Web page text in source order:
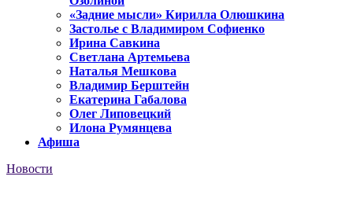
«Задние мысли» Кирилла Олюшкина
Застолье с Владимиром Софиенко
Ирина Савкина
Светлана Артемьева
Наталья Мешкова
Владимир Берштейн
Екатерина Габалова
Олег Липовецкий
Илона Румянцева
Афиша
Новости